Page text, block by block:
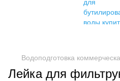
Водоподготовка
Лейка для